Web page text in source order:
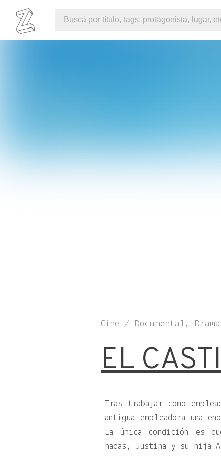
Cine / Documental, Drama
EL
Tras trabajar como
antigua empleadora una
La única condición es
hadas, Justina y su hija